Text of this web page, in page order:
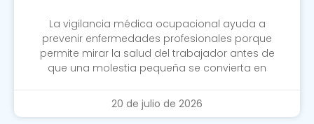
La vigilancia médica ocupacional ayuda a
prevenir enfermedades profesionales porque
permite mirar la salud del trabajador antes de
que una molestia pequeña se convierta en
20 de julio de 2026